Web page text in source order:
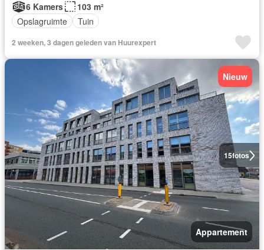
6 Kamers
103 m²
Opslagruimte
Tuin
2 weeken, 3 dagen geleden van Huurexpert
15fotos
Nieuw
Appartement